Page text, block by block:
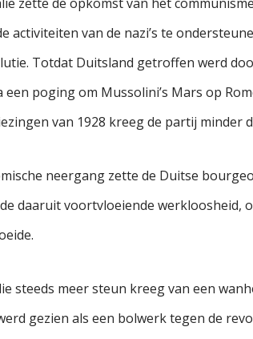
activiteiten van de nazi’s te
Totdat Duitsland getroffen werd
poging om Mussolini’s Mars op
van 1928 kreeg de partij minder
neergang zette de Duitse
daaruit voortvloeiende werkloosheid,
steeds meer steun kreeg van een
gezien als een bolwerk tegen de